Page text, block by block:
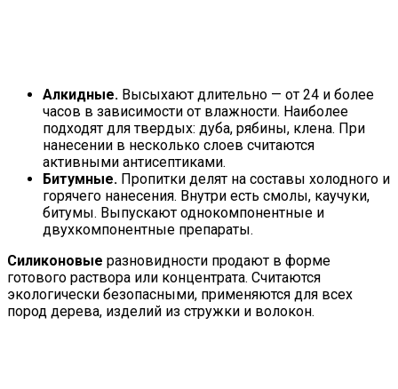
Алкидные. Высыхают длительно — от 24 и более
часов в зависимости от влажности. Наиболее
подходят для твердых: дуба, рябины, клена. При
нанесении в несколько слоев считаются
активными антисептиками.
Битумные. Пропитки делят на составы холодного и
горячего нанесения. Внутри есть смолы, каучуки,
битумы. Выпускают однокомпонентные и
двухкомпонентные препараты.
Силиконовые разновидности продают в форме
готового раствора или концентрата. Считаются
экологически безопасными, применяются для всех
пород дерева, изделий из стружки и волокон.